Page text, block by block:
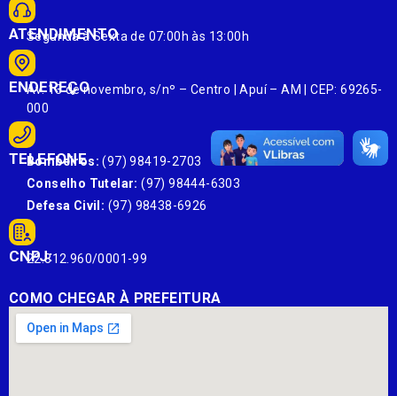
ATENDIMENTO
Segunda à Sexta de 07:00h às 13:00h
ENDEREÇO
Av. 13 de novembro, s/nº – Centro | Apuí – AM | CEP: 69265-
000
TELEFONE
Bombeiros: (97) 98419-2703
Conselho Tutelar: (97) 98444-6303
Defesa Civil: (97) 98438-6926
CNPJ:
22.812.960/0001-99
COMO CHEGAR À PREFEITURA